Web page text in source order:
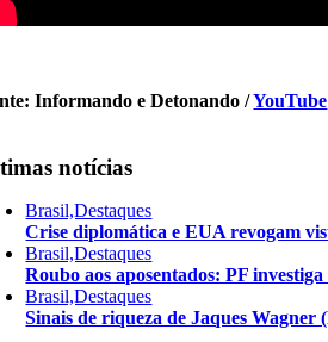
Informando e Detonando /YouTube
notícias
Brasil,Destaques
Crise diplomática e EUA revogam
Brasil,Destaques
Roubo aos aposentados: PF
Brasil,Destaques
Sinais de riqueza de Jaques